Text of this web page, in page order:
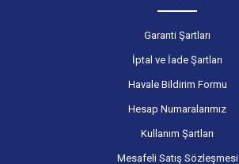
Garanti Şartları
İptal ve İade Şartları
Havale Bildirim Formu
Hesap Numaralarımız
Kullanım Şartları
Mesafeli Satış Sözleşmesi